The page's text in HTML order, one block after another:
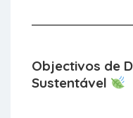
Objectivos de
Sustentável